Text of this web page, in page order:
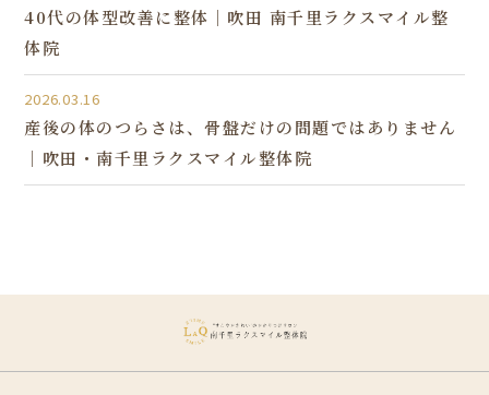
40代の体型改善に整体｜吹田 南千里ラクスマイル整
体院
2026.03.16
産後の体のつらさは、骨盤だけの問題ではありません
｜吹田・南千里ラクスマイル整体院